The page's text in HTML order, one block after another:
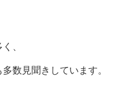
、
数見聞きしています。